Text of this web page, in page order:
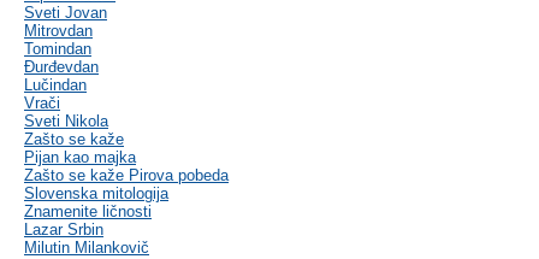
Sveti Jovan
Mitrovdan
Tomindan
Đurđevdan
Lučindan
Vrači
Sveti Nikola
Zašto se kaže
Pijan kao majka
Zašto se kaže Pirova pobeda
Slovenska mitologija
Znamenite ličnosti
Lazar Srbin
Milutin Milankovič